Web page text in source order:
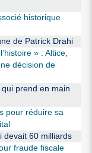
historique
de Patrick Drahi
» : Altice,
décision de
prend en main
pour réduire sa
devait 60 milliards
fraude fiscale